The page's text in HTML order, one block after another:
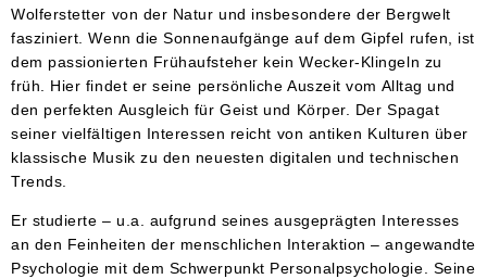
Wolferstetter von der Natur und insbesondere der Bergwelt
fasziniert. Wenn die Sonnenaufgänge auf dem Gipfel rufen, ist
dem passionierten Frühaufsteher kein Wecker-Klingeln zu
früh. Hier findet er seine persönliche Auszeit vom Alltag und
den perfekten Ausgleich für Geist und Körper. Der Spagat
seiner vielfältigen Interessen reicht von antiken Kulturen über
klassische Musik zu den neuesten digitalen und technischen
Trends.
Er studierte – u.a. aufgrund seines ausgeprägten Interesses
an den Feinheiten der menschlichen Interaktion – angewandte
Psychologie mit dem Schwerpunkt Personalpsychologie. Seine